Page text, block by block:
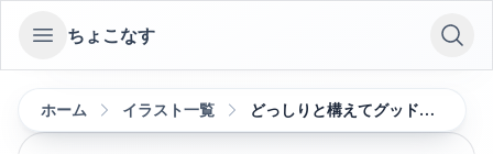
Open sidebar
ちょこなす
ホーム イラスト一覧 どっしりと構えてグッドポーズをする牛くん